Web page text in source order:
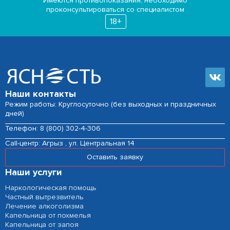
проконсультироваться со специалистом
18+
Наши контакты
Режим работы: Круглосуточно (без выходных и праздничных
дней)
Телефон: 8 (800) 302-4-306
Сall-центр: Агрыз , ул. Центральная 14
Оставить заявку
Наши услуги
Наркологическая помощь
Частный вытрезвитель
Лечение алкоголизма
Капельница от похмелья
Капельница от запоя